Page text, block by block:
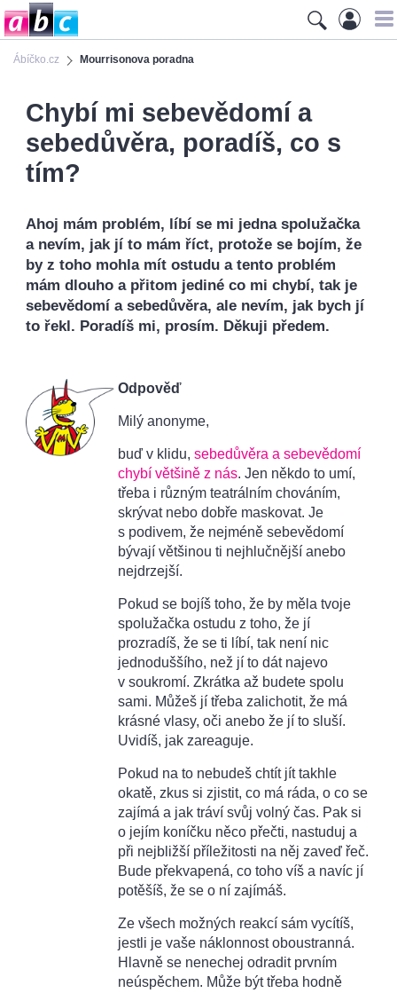
Ábíčko.cz Mourrisonova poradna
Chybí mi sebevědomí a
sebedůvěra, poradíš, co s
tím?
Ahoj mám problém, líbí se mi jedna spolužačka
a nevím, jak jí to mám říct, protože se bojím, že
by z toho mohla mít ostudu a tento problém
mám dlouho a přitom jediné co mi chybí, tak je
sebevědomí a sebedůvěra, ale nevím, jak bych jí
to řekl. Poradíš mi, prosím. Děkuji předem.
Odpověď
Milý anonyme,
buď v klidu, sebedůvěra a sebevědomí
chybí většině z nás. Jen někdo to umí,
třeba i různým teatrálním chováním,
skrývat nebo dobře maskovat. Je
s podivem, že nejméně sebevědomí
bývají většinou ti nejhlučnější anebo
nejdrzejší.
Pokud se bojíš toho, že by měla tvoje
spolužačka ostudu z toho, že jí
prozradíš, že se ti líbí, tak není nic
jednoduššího, než jí to dát najevo
v soukromí. Zkrátka až budete spolu
sami. Můžeš jí třeba zalichotit, že má
krásné vlasy, oči anebo že jí to sluší.
Uvidíš, jak zareaguje.
Pokud na to nebudeš chtít jít takhle
okatě, zkus si zjistit, co má ráda, o co se
zajímá a jak tráví svůj volný čas. Pak si
o jejím koníčku něco přečti, nastuduj a
při nejbližší příležitosti na něj zaveď řeč.
Bude překvapená, co toho víš a navíc jí
potěšíš, že se o ní zajímáš.
Ze všech možných reakcí sám vycítíš,
jestli je vaše náklonnost oboustranná.
Hlavně se nenechej odradit prvním
neúspěchem. Může být třeba hodně